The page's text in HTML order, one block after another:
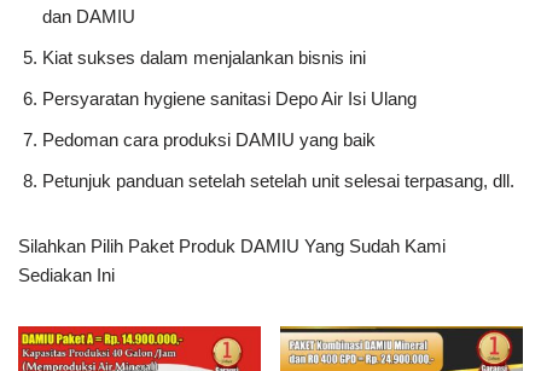
dan DAMIU
Kiat sukses dalam menjalankan bisnis ini
Persyaratan hygiene sanitasi Depo Air Isi Ulang
Pedoman cara produksi DAMIU yang baik
Petunjuk panduan setelah setelah unit selesai terpasang, dll.
Silahkan Pilih Paket Produk DAMIU Yang Sudah Kami
Sediakan Ini